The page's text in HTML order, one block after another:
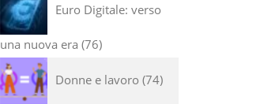
Euro Digitale: verso
una nuova era 76
Donne e lavoro 74